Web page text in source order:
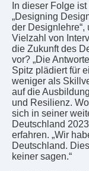
In dieser Folge
„Designing
der
Vielzahl von
die Zukunft des
vor? „Die
Spitz plädiert für
weniger als
auf die
und Resilienz.
sich in seiner
Deutschland
erfahren. „Wir
Deutschland.
keiner sagen.“